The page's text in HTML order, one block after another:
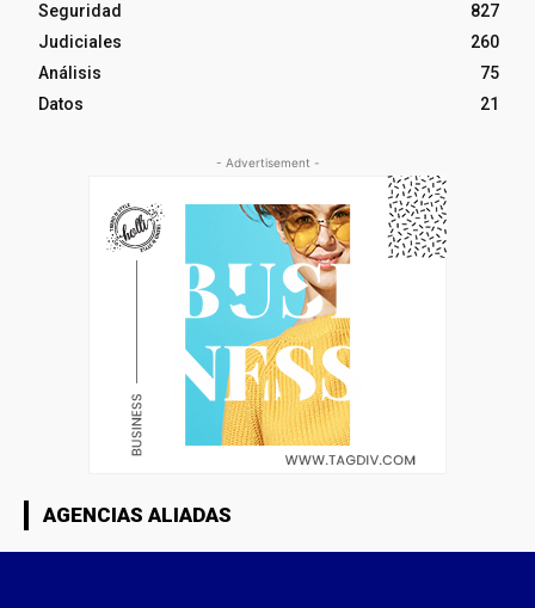
Seguridad
827
Judiciales
260
Análisis
75
Datos
21
- Advertisement -
AGENCIAS ALIADAS